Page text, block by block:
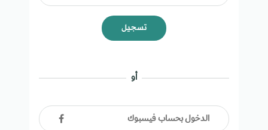
تسجيل
أو
الدخول بحساب فيسبوك